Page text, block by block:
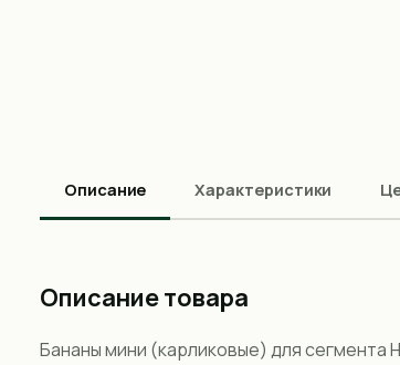
Описание Характеристики
Описание товара
Бананы мини (карликовые) для сегмента